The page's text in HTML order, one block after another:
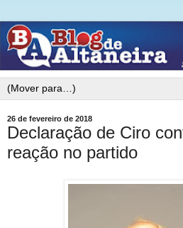
26 de fevereiro de 2018
Declaração de Ciro
reação no partido